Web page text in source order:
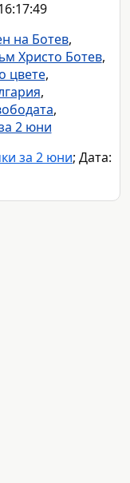
на Ботев,
Христо Ботев,
цвете,
,
,
2 юни
за 2 юни; Дата: